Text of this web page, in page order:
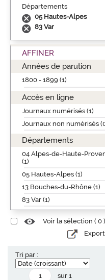
Départements
05 Hautes-Alpes
83 Var
AFFINER
Années de parution
1800 - 1899 (1)
Accès en ligne
Journaux numérisés (1)
Journaux non numérisés
Départements
04 Alpes-de-Haute-
(1)
05 Hautes-Alpes (1)
13 Bouches-du-Rhône (1)
83 Var (1)
Voir la sélection ( 0 )
Tri par :
sur 1